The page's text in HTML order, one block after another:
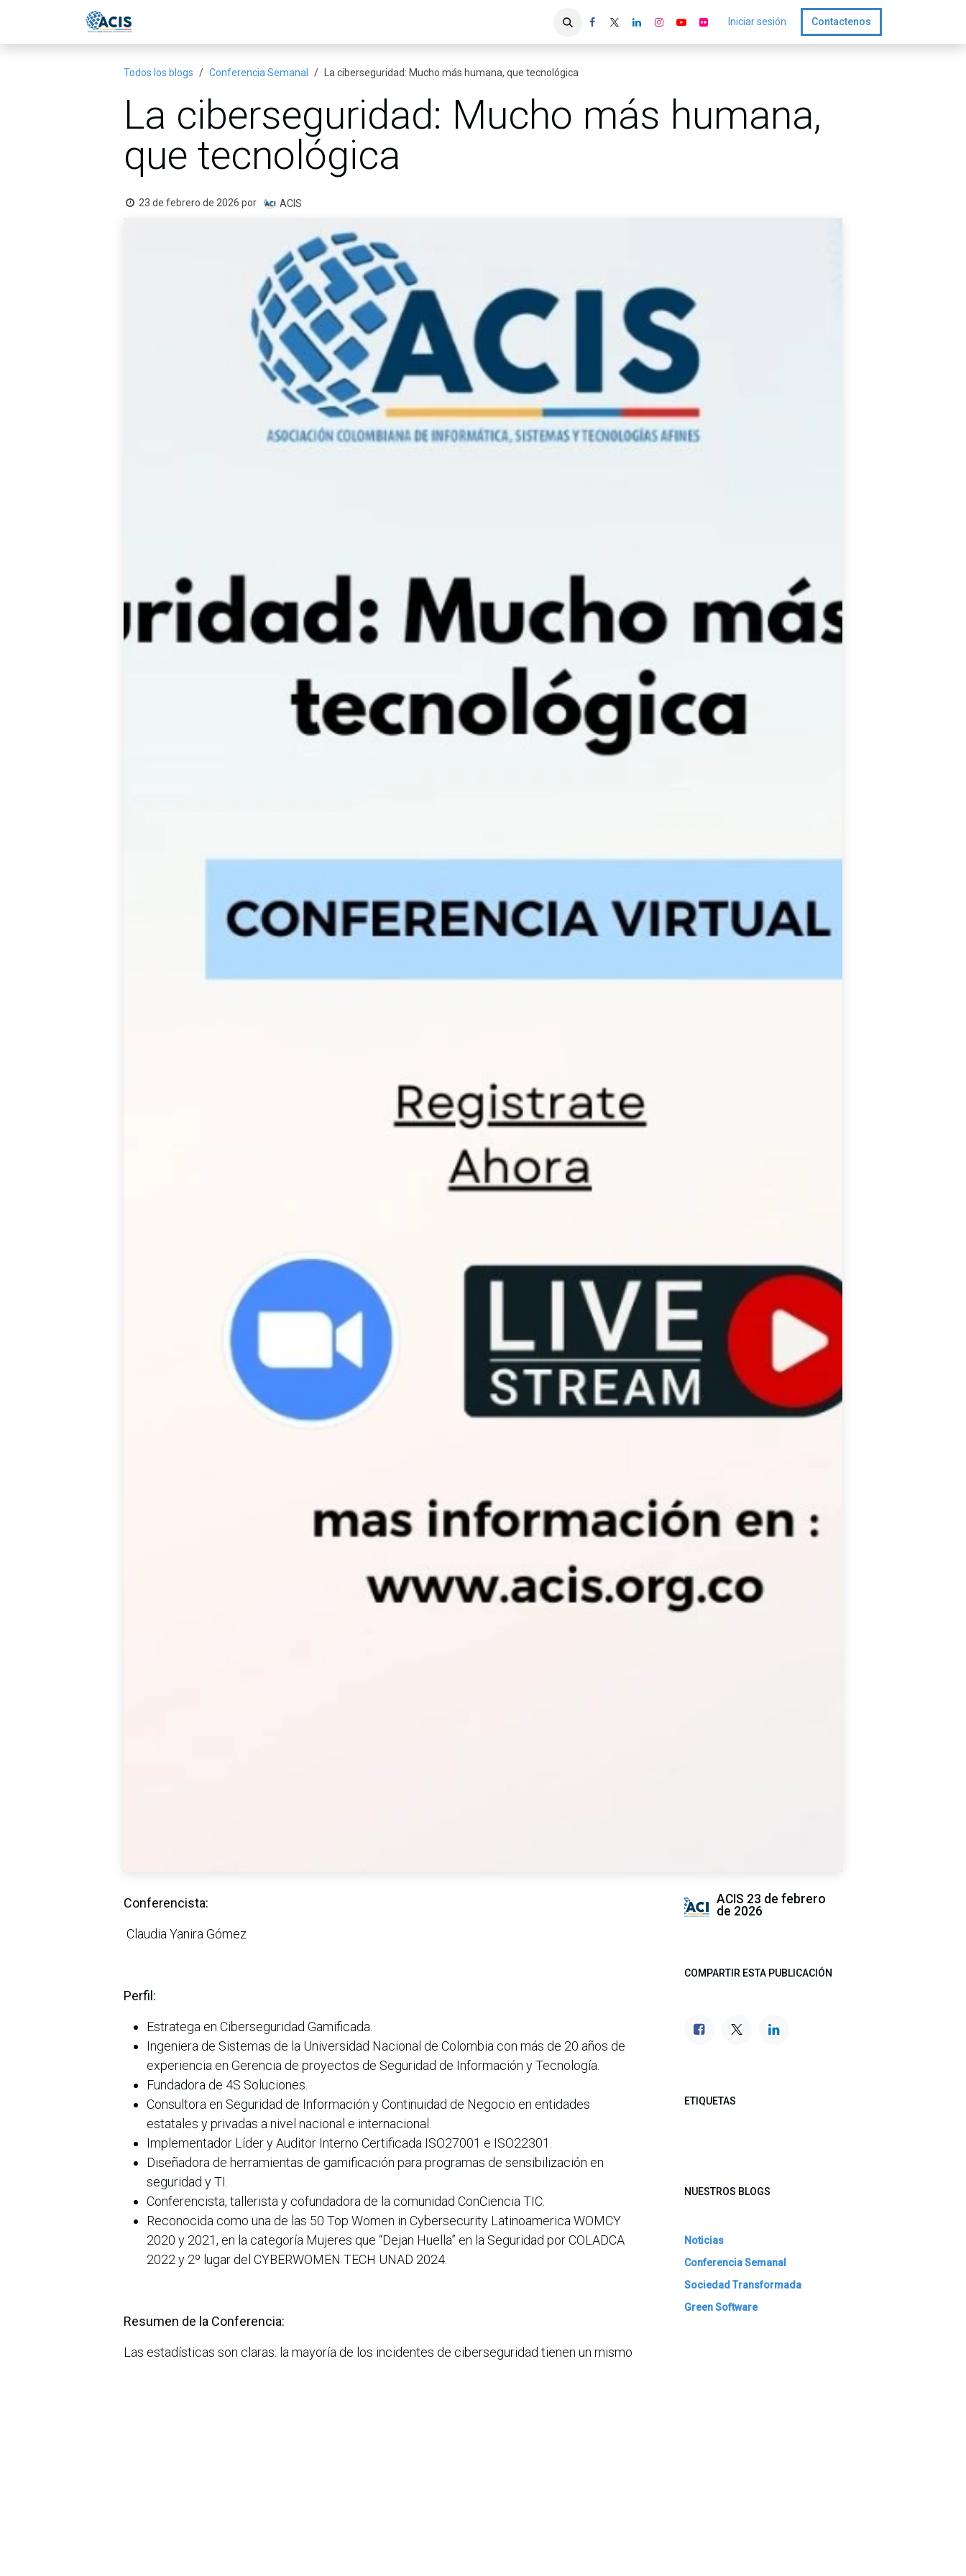
Iniciar sesión Contactenos
Todos los blogs Conferencia Semanal La ciberseguridad: Mucho más humana, que tecnológica
La ciberseguridad: Mucho más humana,
que tecnológica
23 de febrero de 2026 por ACIS
Conferencista:
Claudia Yanira Gómez
Perfil:
Estratega en Ciberseguridad Gamificada.
Ingeniera de Sistemas de la Universidad Nacional de Colombia con más de 20 años de
experiencia en Gerencia de proyectos de Seguridad de Información y Tecnología.
Fundadora de 4S Soluciones.
Consultora en Seguridad de Información y Continuidad de Negocio en entidades
estatales y privadas a nivel nacional e internacional.
Implementador Líder y Auditor Interno Certificada ISO27001 e ISO22301.
Diseñadora de herramientas de gamificación para programas de sensibilización en
seguridad y TI.
Conferencista, tallerista y cofundadora de la comunidad ConCiencia TIC.
Reconocida como una de las 50 Top Women in Cybersecurity Latinoamerica WOMCY
2020 y 2021, en la categoría Mujeres que “Dejan Huella” en la Seguridad por COLADCA
2022 y 2º lugar del CYBERWOMEN TECH UNAD 2024.
Resumen de la Conferencia:
Las estadísticas son claras: la mayoría de los incidentes de ciberseguridad tienen un mismo
ACIS 23 de febrero
de 2026
COMPARTIR ESTA PUBLICACIÓN
ETIQUETAS
NUESTROS BLOGS
Noticias
Conferencia Semanal
Sociedad Transformada
Green Software